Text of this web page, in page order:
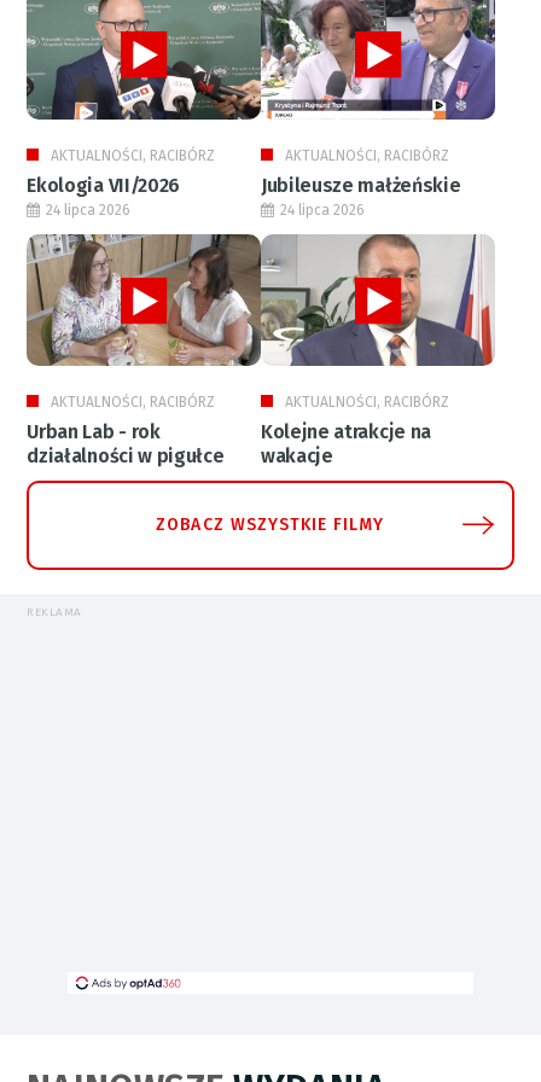
AKTUALNOŚCI, RACIBÓRZ
Ekologia VII/2026
AKTUALNOŚCI, RACIBÓRZ
Jubileusze małżeńskie
24 lipca 2026
AKTUALNOŚCI, RACIBÓRZ
Urban Lab - rok
działalności w pigułce
24 lipca 2026
AKTUALNOŚCI, RACIBÓRZ
Kolejne atrakcje na
wakacje
ZOBACZ WSZYSTKIE FILMY
REKLAMA